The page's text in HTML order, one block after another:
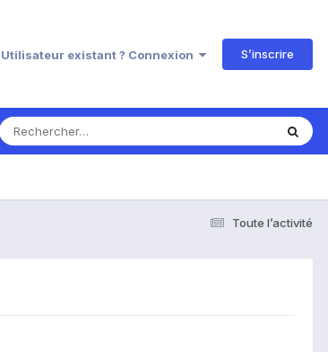
Utilisateur existant ? Connexion S’inscrire
Toute l’activité